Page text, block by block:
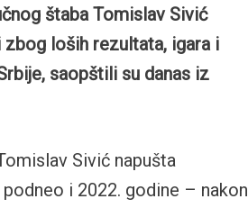
štaba Tomislav Sivić
zbog loših rezultata, igara i
saopštili su danas iz
Sivić napušta
i 2022. godine – nakon